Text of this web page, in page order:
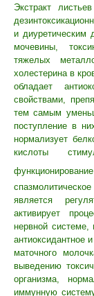
Экстракт
и диуретическим
мочевины,
тяжелых
холестерина в
обладает
свойствами,
тем самым
поступление в
нормализует
кислоты
является
активирует
нервной системе,
антиоксидантное
маточного
выведению
организма,
иммунную